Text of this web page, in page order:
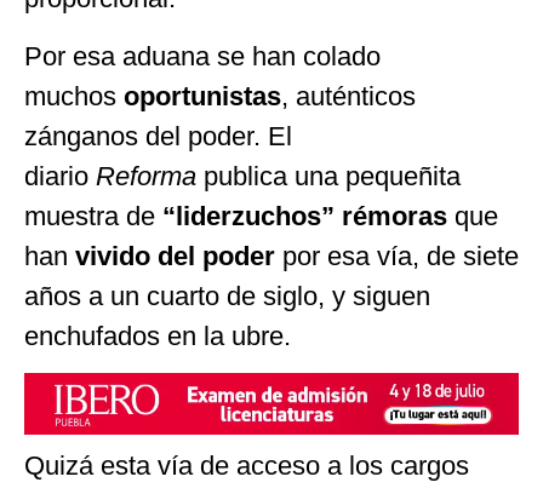
Por esa aduana se han colado
muchos oportunistas, auténticos
zánganos del poder. El
diario Reforma publica una pequeñita
muestra de “liderzuchos” rémoras que
han vivido del poder por esa vía, de siete
años a un cuarto de siglo, y siguen
enchufados en la ubre.
Quizá esta vía de acceso a los cargos